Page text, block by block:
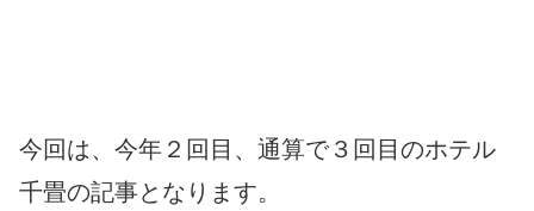
今回は、今年２回目、通算で３回目のホテル
千畳の記事となります。